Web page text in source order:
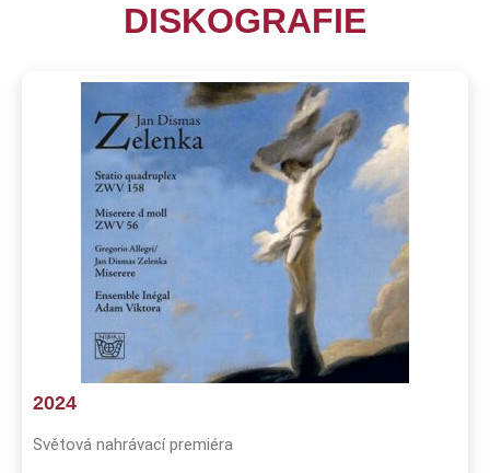
DISKOGRAFIE
2024
Světová nahrávací premiéra